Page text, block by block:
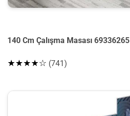
140 Cm Çalışma Masası 69336265
★★★★☆ (741)